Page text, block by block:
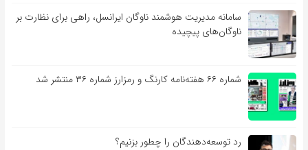
سامانه مدیریت هوشمند ناوگان ایرانسل، راهی برای نظارت بر
ناوگان‌های پیچیده
شماره ۶۶ هفته‌نامه کارنگ و رمزارز شماره ۳۶ منتشر شد
رد توسعه‌دهندگان را چطور بزنیم؟